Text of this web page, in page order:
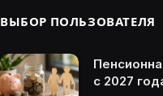
ВЫБОР ПОЛЬЗОВАТЕЛЯ
с 2027